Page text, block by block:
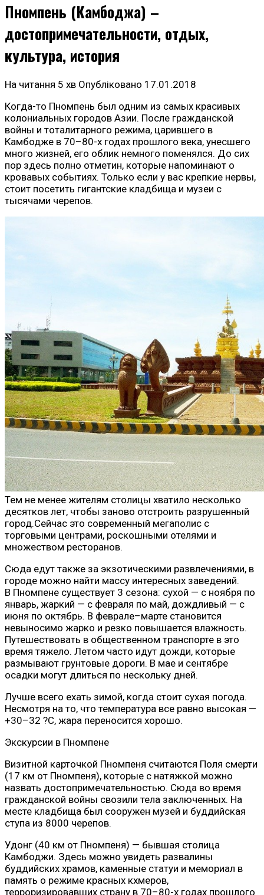
Пномпень (Камбоджа) –
достопримечательности, отдых,
культура, история
На читання 5 хв Опубліковано 17.01.2018
Когда-то Пномпень был одним из самых красивых
колониальных городов Азии. После гражданской
войны и тоталитарного режима, царившего в
Камбодже в 70–80-х годах прошлого века, унесшего
много жизней, его облик немного поменялся. До сих
пор здесь полно отметин, которые напоминают о
кровавых событиях. Только если у вас крепкие нервы,
стоит посетить гигантские кладбища и музеи с
тысячами черепов.
Тем не менее жителям столицы хватило несколько
десятков лет, чтобы заново отстроить разрушенный
город.Сейчас это современный мегаполис с
торговыми центрами, роскошными отелями и
множеством ресторанов.
Сюда едут также за экзотическими развлечениями, в
городе можно найти массу интересных заведений.
В Пномпене существует 3 сезона: сухой — с ноября по
январь, жаркий — с февраля по май, дождливый — с
июня по октябрь. В феврале–марте становится
невыносимо жарко и резко повышается влажность.
Путешествовать в общественном транспорте в это
время тяжело. Летом часто идут дожди, которые
размывают грунтовые дороги. В мае и сентябре
осадки могут длиться по нескольку дней.
Лучше всего ехать зимой, когда стоит сухая погода.
Несмотря на то, что температура все равно высокая —
+30–32 ?С, жара переносится хорошо.
Экскурсии в Пномпене
Визитной карточкой Пномпеня считаются Поля смерти
(17 км от Пномпеня), которые с натяжкой можно
назвать достопримечательностью. Сюда во время
гражданской войны свозили тела заключенных. На
месте кладбища был сооружен музей и буддийская
ступа из 8000 черепов.
Удонг (40 км от Пномпеня) — бывшая столица
Камбоджи. Здесь можно увидеть развалины
буддийских храмов, каменные статуи и мемориал в
память о режиме красных кхмеров,
терроризировавших страну в 70–80-х годах прошлого